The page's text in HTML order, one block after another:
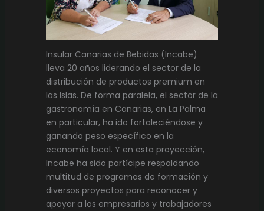
Insular Canarias de Bebidas (Incabe)
lleva 20 años liderando el sector de la
distribución de productos premium en
las Islas. De forma paralela, el sector de la
gastronomía en Canarias, en La Palma
en particular, ha ido fortaleciéndose y
ganando peso específico en la
economía local. Y en esta proyección,
Incabe ha sido partícipe respaldando
multitud de programas de formación y
diversos proyectos para reconocer y
apoyar a los empresarios y trabajadores